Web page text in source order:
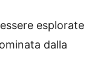
esplorate
dalla